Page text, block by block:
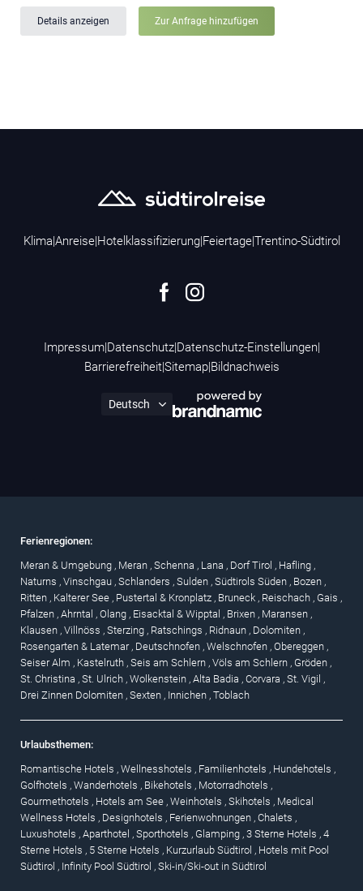
Details anzeigen Zur Anfrage hinzufügen
Klima|Anreise|Hotelklassifizierung|Feiertage|Trentino-Südtirol
Impressum|Datenschutz|Datenschutz-Einstellungen|
Barrierefreiheit|Sitemap|Bildnachweis
Ferienregionen:
Meran & Umgebung , Meran , Schenna , Lana , Dorf Tirol , Hafling ,
Naturns , Vinschgau , Schlanders , Sulden , Südtirols Süden , Bozen ,
Ritten , Kalterer See , Pustertal & Kronplatz , Bruneck , Reischach , Gais ,
Pfalzen , Ahrntal , Olang , Eisacktal & Wipptal , Brixen , Maransen ,
Klausen , Villnöss , Sterzing , Ratschings , Ridnaun , Dolomiten ,
Rosengarten & Latemar , Deutschnofen , Welschnofen , Obereggen ,
Seiser Alm , Kastelruth , Seis am Schlern , Völs am Schlern , Gröden ,
St. Christina , St. Ulrich , Wolkenstein , Alta Badia , Corvara , St. Vigil ,
Drei Zinnen Dolomiten , Sexten , Innichen , Toblach
Urlaubsthemen:
Romantische Hotels , Wellnesshotels , Familienhotels , Hundehotels ,
Golfhotels , Wanderhotels , Bikehotels , Motorradhotels ,
Gourmethotels , Hotels am See , Weinhotels , Skihotels , Medical
Wellness Hotels , Designhotels , Ferienwohnungen , Chalets ,
Luxushotels , Aparthotel , Sporthotels , Glamping , 3 Sterne Hotels , 4
Sterne Hotels , 5 Sterne Hotels , Kurzurlaub Südtirol , Hotels mit Pool
Südtirol , Infinity Pool Südtirol , Ski-in/Ski-out in Südtirol